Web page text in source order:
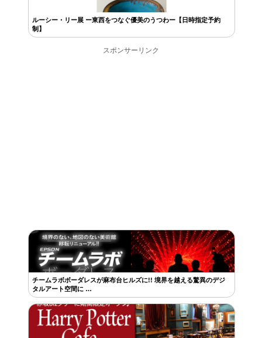
ルーシー・リー展 ー東西をつなぐ優美のうつわー【日時指定予約
制】
スポンサーリンク
チームラボボーダレスが麻布台ヒルズに!! 境界を越える驚異のデジ
タルアート空間に …